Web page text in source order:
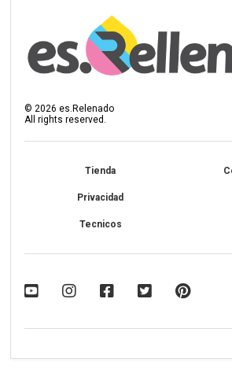
©2026 es.Relenado
All rights reserved.
Tienda
Privacidad
Tecnicos